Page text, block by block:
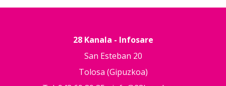
28 Kanala - Infosare
San Esteban 20
Tolosa (Gipuzkoa)